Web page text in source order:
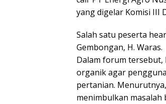
yang digelar Komisi III
Salah satu peserta
Gembongan, H. Waras.
Dalam forum tersebut,
organik agar
pertanian.
menimbulkan masalah